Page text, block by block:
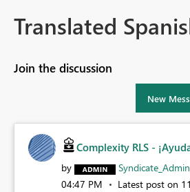
Translated
Join the discussion
New
Complexity RLS -
by Syndicate_Admin
04:47 PM
Latest post on